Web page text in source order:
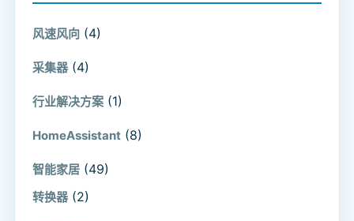
风速风向 (4)
采集器 (4)
行业解决方案 (1)
HomeAssistant (8)
智能家居 (49)
转换器 (2)